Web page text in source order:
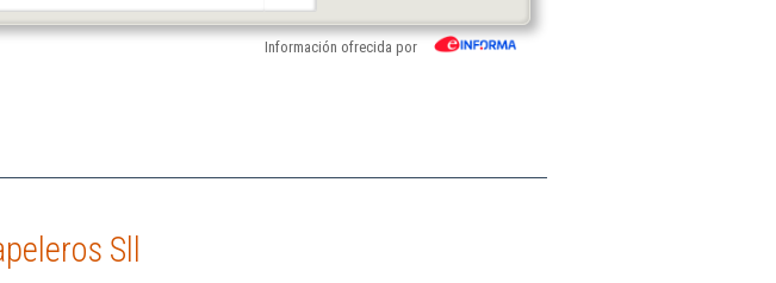
Información ofrecida por
Sll